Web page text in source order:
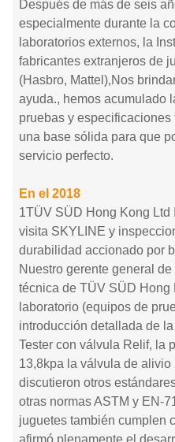
Después de más de seis
especialmente durante la
laboratorios externos, la
fabricantes extranjeros de
(Hasbro, Mattel),Nos
ayuda., hemos acumulado
pruebas y
una base sólida para que
servicio perfecto.
En el 2018
1TÜV SÜD Hong Kong
visita SKYLINE y
durabilidad accionado por
Nuestro gerente general
técnica de TÜV SÜD Hong
laboratorio (equipos de
introducción detallada de
Tester con válvula Relif, la
13,8kpa la válvula de
discutieron otros
otras normas ASTM y EN-
juguetes también cumplen
afirmó plenamente el